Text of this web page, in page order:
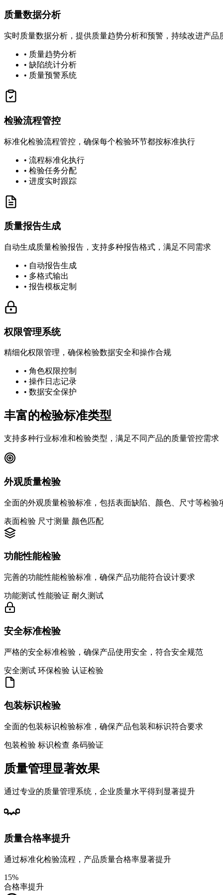
质量数据分析
实时质量数据分析，提供质量趋势分析和预警，持续改进产品
• 质量趋势分析
• 缺陷统计分析
• 质量预警系统
检验流程管控
标准化检验流程管控，确保每个检验环节都按标准执行
• 流程标准化执行
• 检验任务分配
• 进度实时跟踪
质量报告生成
自动生成质量检验报告，支持多种报告格式，满足不同需求
• 自动报告生成
• 多格式输出
• 报告模板定制
权限管理系统
精细化权限管理，确保检验数据安全和操作合规
• 角色权限控制
• 操作日志记录
• 数据安全保护
丰富的检验标准类型
支持多种行业标准和检验类型，满足不同产品的质量管控需求
外观质量检验
全面的外观质量检验标准，包括表面缺陷、颜色、尺寸等检验
表面检验 尺寸测量 颜色匹配
功能性能检验
完善的功能性能检验标准，确保产品功能符合设计要求
功能测试 性能验证 耐久测试
安全标准检验
严格的安全标准检验，确保产品使用安全，符合安全规范
安全测试 环保检验 认证检验
包装标识检验
全面的包装标识检验标准，确保产品包装和标识符合要求
包装检验 标识检查 条码验证
质量管理显著效果
通过专业的质量管理系统，企业质量水平得到显著提升
质量合格率提升
通过标准化检验流程，产品质量合格率显著提升
15%
合格率提升